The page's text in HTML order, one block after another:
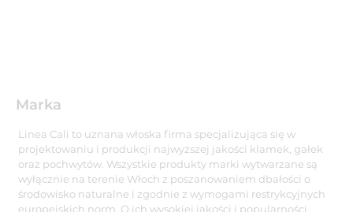
Marka
Linea Cali to uznana włoska firma specjalizująca się w
projektowaniu i produkcji najwyższej jakości klamek, gałek
oraz pochwytów. Wszystkie produkty marki wytwarzane są
wyłącznie na terenie Włoch z poszanowaniem dbałości o
środowisko naturalne i zgodnie z wymogami restrykcyjnych
europejskich norm. O ich wysokiej jakości i popularności